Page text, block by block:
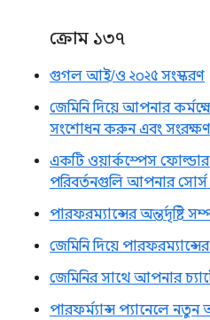
ক্রোম ১৩৭
গুগল আই/ও ২০২৫ সংস্করণ
জেমিনি দিয়ে আপনার
সংশোধন করুন এবং
একটি ওয়ার্কস্পেস
পরিবর্তনগুলি আপনার
পারফরম্যান্সের অন্তর্দৃষ্টি
জেমিনি দিয়ে
জেমিনির সাথে আপনার
পারফর্ম্যান্স প্যানেলে নতুন